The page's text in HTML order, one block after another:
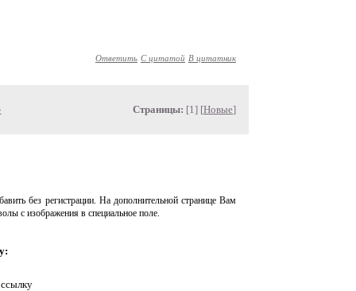
Ответить С цитатой В цитатник
Страницы: [1] [Новые]
без регистрации. На дополнительной странице Вам
с изображения в специальное поле.